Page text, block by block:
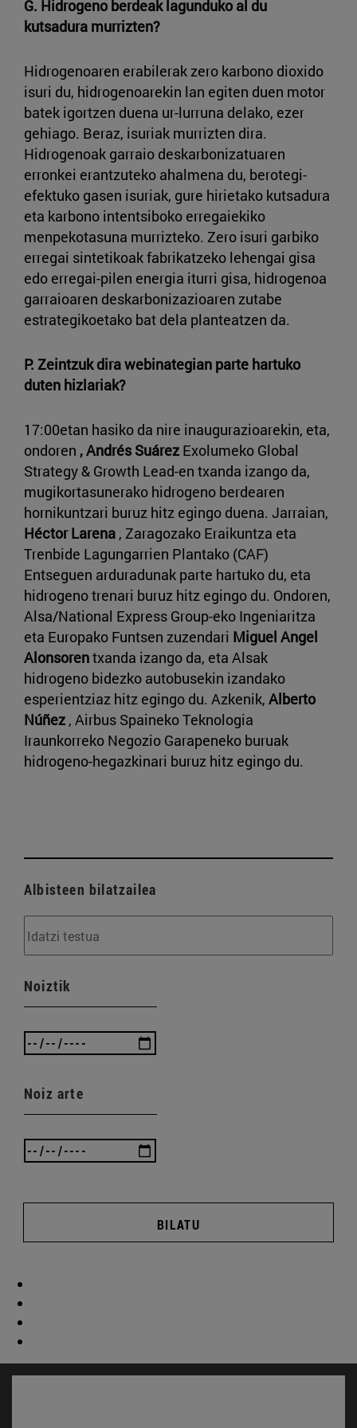
G. Hidrogeno berdeak lagunduko al du
kutsadura murrizten?
Hidrogenoaren erabilerak zero karbono dioxido
isuri du, hidrogenoarekin lan egiten duen motor
batek igortzen duena ur-lurruna delako, ezer
gehiago. Beraz, isuriak murrizten dira.
Hidrogenoak garraio deskarbonizatuaren
erronkei erantzuteko ahalmena du, berotegi-
efektuko gasen isuriak, gure hirietako kutsadura
eta karbono intentsiboko erregaiekiko
menpekotasuna murrizteko. Zero isuri garbiko
erregai sintetikoak fabrikatzeko lehengai gisa
edo erregai-pilen energia iturri gisa, hidrogenoa
garraioaren deskarbonizazioaren zutabe
estrategikoetako bat dela planteatzen da.
P. Zeintzuk dira webinategian parte hartuko
duten hizlariak?
17:00etan hasiko da nire inaugurazioarekin, eta,
ondoren , Andrés Suárez Exolumeko Global
Strategy & Growth Lead-en txanda izango da,
mugikortasunerako hidrogeno berdearen
hornikuntzari buruz hitz egingo duena. Jarraian,
Héctor Larena , Zaragozako Eraikuntza eta
Trenbide Lagungarrien Plantako (CAF)
Entseguen arduradunak parte hartuko du, eta
hidrogeno trenari buruz hitz egingo du. Ondoren,
Alsa/National Express Group-eko Ingeniaritza
eta Europako Funtsen zuzendari Miguel Angel
Alonsorentxanda izango da, eta Alsak
hidrogeno bidezko autobusekin izandako
esperientziaz hitz egingo du. Azkenik, Alberto
Núñez , Airbus Spaineko Teknologia
Iraunkorreko Negozio Garapeneko buruak
hidrogeno-hegazkinari buruz hitz egingo du.
Albisteen bilatzailea
Noiztik
Noiz arte
BILATU